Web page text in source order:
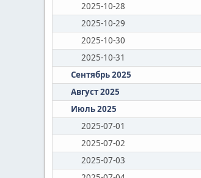
2025-10-28
2025-10-29
2025-10-30
2025-10-31
Сентябрь 2025
Август 2025
Июль 2025
2025-07-01
2025-07-02
2025-07-03